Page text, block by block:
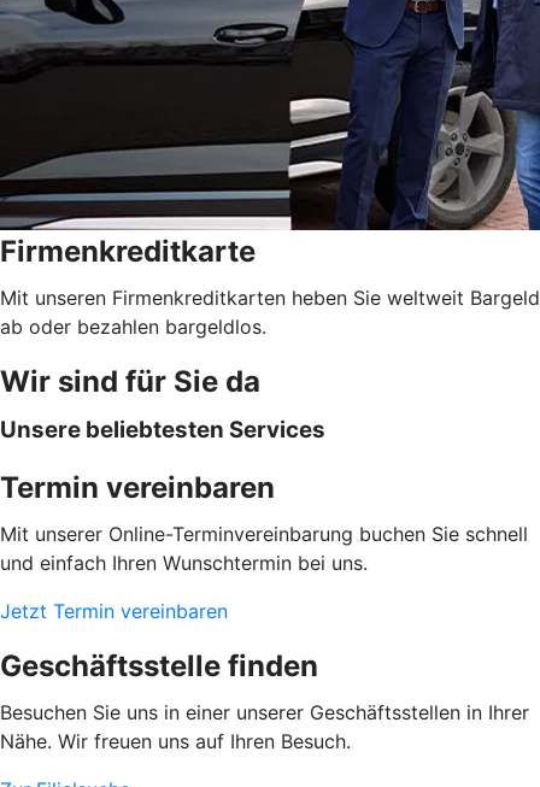
Firmenkreditkarte
Mit unseren Firmenkreditkarten heben Sie weltweit Bargeld
ab oder bezahlen bargeldlos.
Wir sind für Sie da
Unsere beliebtesten Services
Termin vereinbaren
Mit unserer Online-Terminvereinbarung buchen Sie schnell
und einfach Ihren Wunschtermin bei uns.
Jetzt Termin vereinbaren
Geschäftsstelle finden
Besuchen Sie uns in einer unserer Geschäftsstellen in Ihrer
Nähe. Wir freuen uns auf Ihren Besuch.